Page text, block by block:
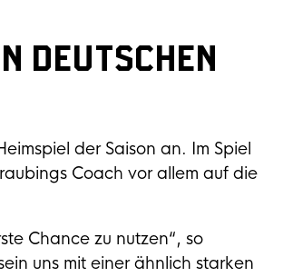
Deutschen
der Saison an. Im Spiel
Coach vor allem auf die
Chance zu nutzen“, so
uns mit einer ähnlich starken